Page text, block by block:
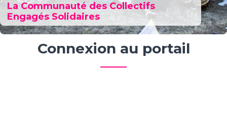
La Communauté des Collectifs
Engagés Solidaires
Connexion au portail